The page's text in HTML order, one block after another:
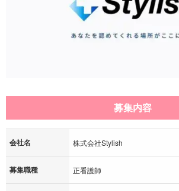
募集内容
会社名 株式会社Stylish
募集職種 正看護師